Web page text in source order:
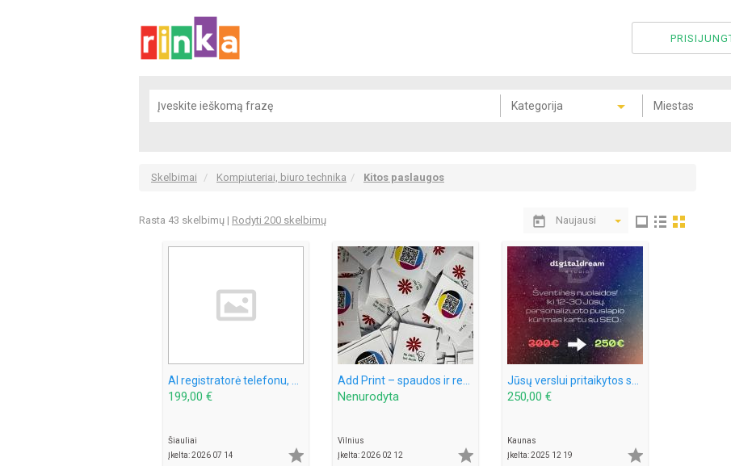
Skelbimai Kompiuteriai, biuro technika Kitos paslaugos
Rasta 43 skelbimų | Rodyti 200 skelbimų Naujausi
199,00 €
Šiauliai
Įkelta: 2026 07 14

Nenurodyta
Vilnius
Įkelta: 2026 02 12

250,00 €
Kaunas
Įkelta: 2025 12 19
